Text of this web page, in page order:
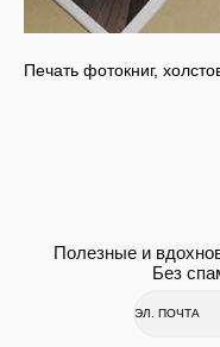
Печать фотокниг,
Полезные и
Без